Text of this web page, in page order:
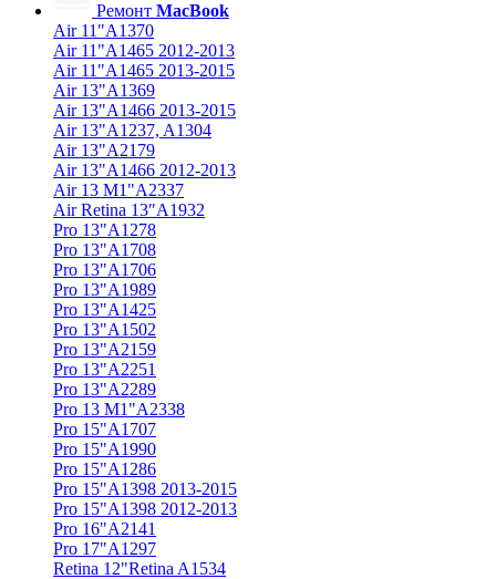
Ремонт MacBook
Air 11"A1370
Air 11"A1465 2012-2013
Air 11"A1465 2013-2015
Air 13"A1369
Air 13"A1466 2013-2015
Air 13"A1237, A1304
Air 13"A2179
Air 13"A1466 2012-2013
Air 13 M1"A2337
Air Retina 13″A1932
Pro 13"A1278
Pro 13"A1708
Pro 13"A1706
Pro 13"A1989
Pro 13"A1425
Pro 13"A1502
Pro 13"A2159
Pro 13"A2251
Pro 13"A2289
Pro 13 M1"A2338
Pro 15"A1707
Pro 15"A1990
Pro 15"A1286
Pro 15"A1398 2013-2015
Pro 15"A1398 2012-2013
Pro 16"A2141
Pro 17"A1297
Retina 12"Retina A1534